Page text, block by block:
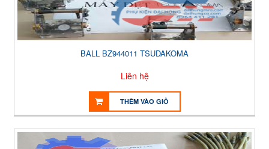
BALL BZ944011 TSUDAKOMA
Liên hệ
THÊM VÀO GIỎ